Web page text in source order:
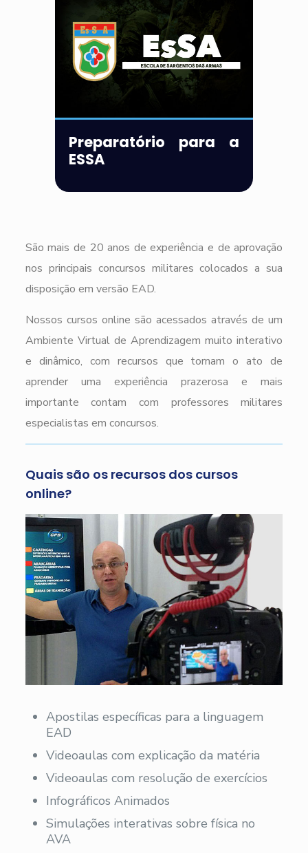
Preparatório para a
ESSA
São mais de 20 anos de experiência e de aprovação
nos principais concursos militares colocados a sua
disposição em versão EAD.
Nossos cursos online são acessados através de um
Ambiente Virtual de Aprendizagem muito interativo
e dinâmico, com recursos que tornam o ato de
aprender uma experiência prazerosa e mais
importante contam com professores militares
especialistas em concursos.
Quais são os recursos dos cursos
online?
Apostilas específicas para a linguagem
EAD
Videoaulas com explicação da matéria
Videoaulas com resolução de exercícios
Infográficos Animados
Simulações interativas sobre física no
AVA